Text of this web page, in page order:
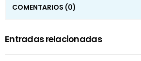
COMENTARIOS (0)
Entradas relacionadas